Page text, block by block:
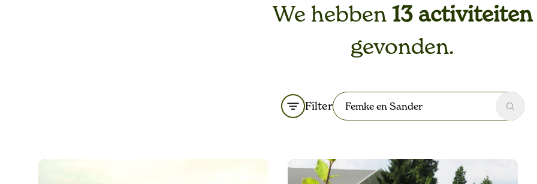
We hebben13 activiteiten
gevonden.
Filter